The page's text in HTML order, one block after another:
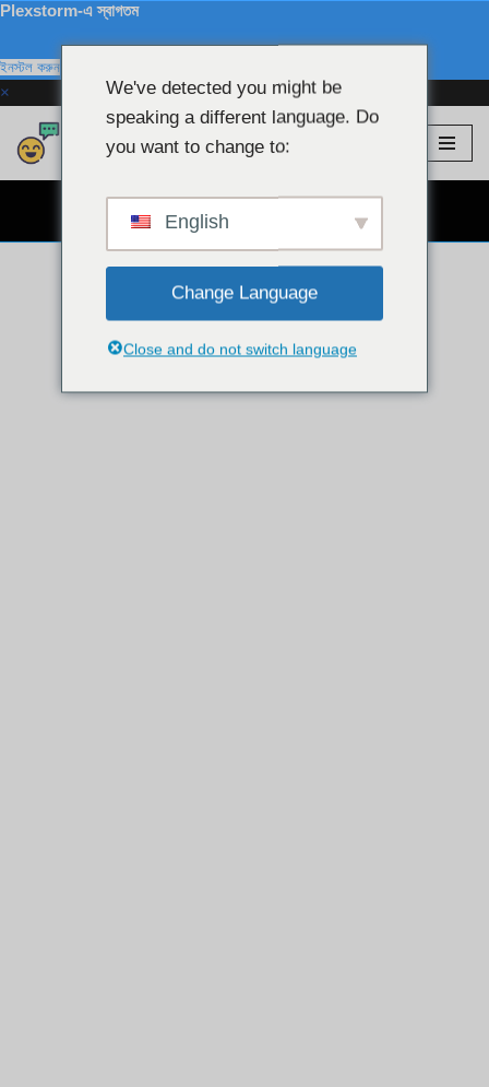
Plexstorm-এ স্বাগতম
ইনস্টল করুন
×
এড়িয়ে
Plexstorm 💖 ভিআইপি মডেল
বিনামূল্যে ওয়েবক্যাম চ্যাট 👉
We've detected you might be
speaking a different language. Do
you want to change to:
English
Change Language
Close and do not switch language